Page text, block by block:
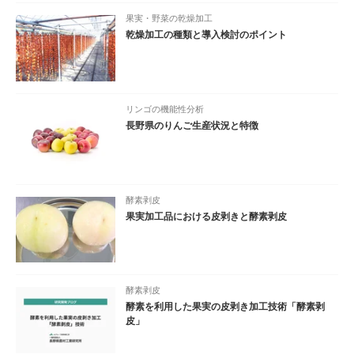
果実・野菜の乾燥加工
乾燥加工の種類と導入検討のポイント
リンゴの機能性分析
長野県のりんご生産状況と特徴
酵素剥皮
果実加工品における皮剥きと酵素剥皮
酵素剥皮
酵素を利用した果実の皮剥き加工技術「酵素剥
皮」